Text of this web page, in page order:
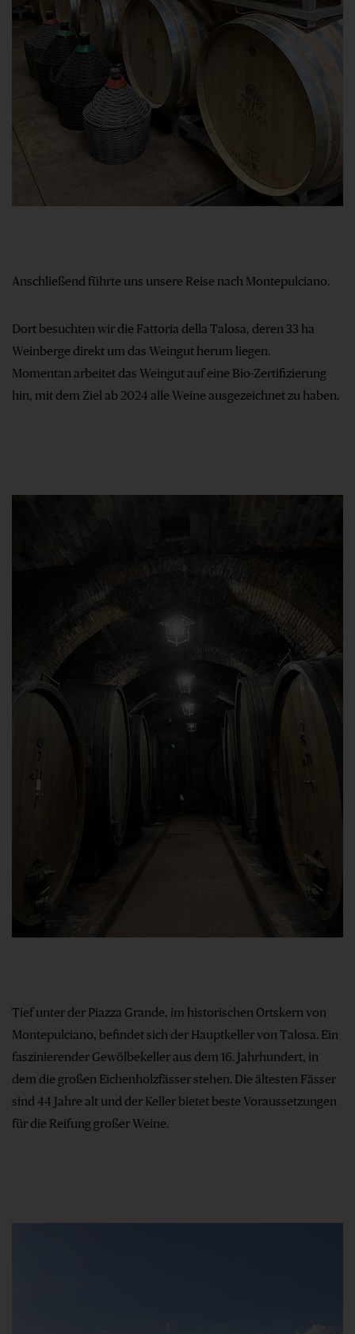
Anschließend führte uns unsere Reise nach Montepulciano.
Dort besuchten wir die Fattoria della Talosa, deren 33 ha
Weinberge direkt um das Weingut herum liegen.
Momentan arbeitet das Weingut auf eine Bio-Zertifizierung
hin, mit dem Ziel ab 2024 alle Weine ausgezeichnet zu haben.
Tief unter der Piazza Grande, im historischen Ortskern von
Montepulciano, befindet sich der Hauptkeller von Talosa. Ein
faszinierender Gewölbekeller aus dem 16. Jahrhundert, in
dem die großen Eichenholzfässer stehen. Die ältesten Fässer
sind 44 Jahre alt und der Keller bietet beste Voraussetzungen
für die Reifung großer Weine.